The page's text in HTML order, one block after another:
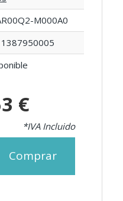
M000A0
€
*IVA Incluido
Comprar